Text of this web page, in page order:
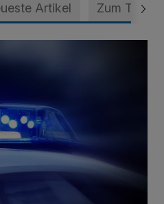
Artikel Zum Thema